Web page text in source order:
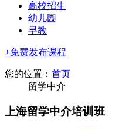
高校招生
幼儿园
早教
+免费发布课程
您的位置： 首页
留学中介
上海留学中介培训班